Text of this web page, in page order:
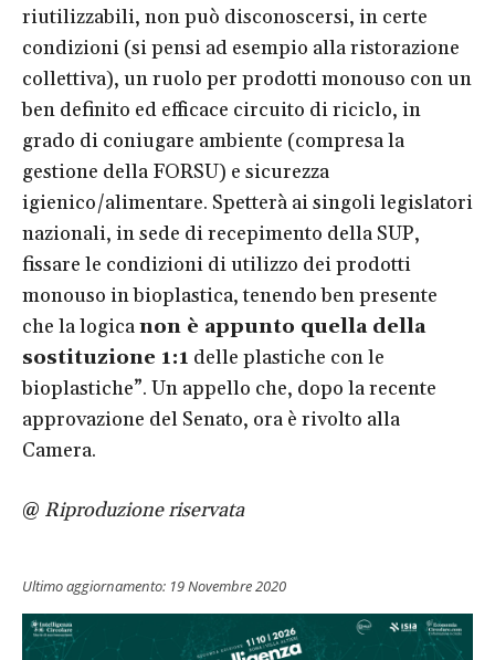
riutilizzabili, non può disconoscersi, in certe
condizioni (si pensi ad esempio alla ristorazione
collettiva), un ruolo per prodotti monouso con un
ben definito ed efficace circuito di riciclo, in
grado di coniugare ambiente (compresa la
gestione della FORSU) e sicurezza
igienico/alimentare. Spetterà ai singoli legislatori
nazionali, in sede di recepimento della SUP,
fissare le condizioni di utilizzo dei prodotti
monouso in bioplastica, tenendo ben presente
che la logicanon è appunto quella della
sostituzione 1:1 delle plastiche con le
bioplastiche”. Un appello che, dopo la recente
approvazione del Senato, ora è rivolto alla
Camera.
@ Riproduzione riservata
Ultimo aggiornamento: 19 Novembre 2020